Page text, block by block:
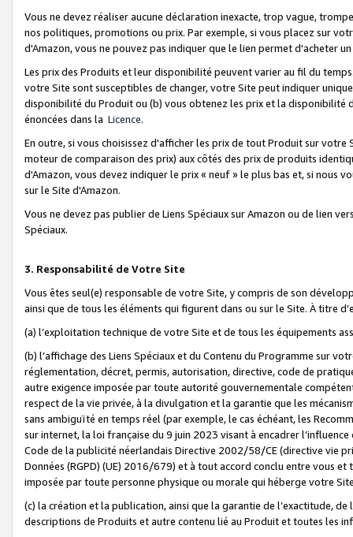
Vous ne devez réaliser aucune déclaration inexacte, trop vague,
nos politiques, promotions ou prix. Par exemple, si vous placez sur
d'Amazon, vous ne pouvez pas indiquer que le lien permet d'acheter
Les prix des Produits et leur disponibilité peuvent varier au fil du
votre Site sont susceptibles de changer, votre Site peut indiquer
disponibilité du Produit ou (b) vous obtenez les prix et la disponibilité
énoncées dans la Licence.
En outre, si vous choisissez d'afficher les prix de tout Produit sur
moteur de comparaison des prix) aux côtés des prix de produits
d'Amazon, vous devez indiquer le prix « neuf » le plus bas et, si nous
sur le Site d'Amazon.
Vous ne devez pas publier de Liens Spéciaux sur Amazon ou de lien
Spéciaux.
3. Responsabilité de Votre Site
Vous êtes seul(e) responsable de votre Site, y compris de son
ainsi que de tous les éléments qui figurent dans ou sur le Site. À titre
(a) l’exploitation technique de votre Site et de tous les équipements
(b) l’affichage des Liens Spéciaux et du Contenu du Programme sur
réglementation, décret, permis, autorisation, directive, code de
autre exigence imposée par toute autorité gouvernementale
respect de la vie privée, à la divulgation et la garantie que les
sans ambiguïté en temps réel (par exemple, le cas échéant, les
sur internet, la loi française du 9 juin 2023 visant à encadrer
Code de la publicité néerlandais Directive 2002/58/CE (directive vie
Données (RGPD) (UE) 2016/679) et à tout accord conclu entre vous
imposée par toute personne physique ou morale qui héberge votre
(c) la création et la publication, ainsi que la garantie de l’exactitude,
descriptions de Produits et autre contenu lié au Produit et toutes les